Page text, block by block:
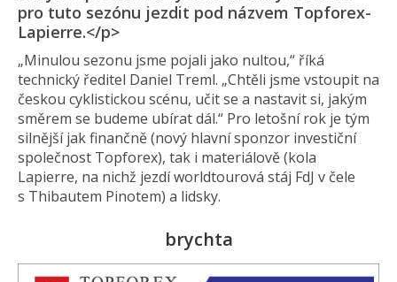
pro tuto sezónu jezdit pod názvem Topforex-
Lapierre.</p>
„Minulou sezonu jsme pojali jako nultou,“ říká
technický ředitel Daniel Treml. „Chtěli jsme vstoupit na
českou cyklistickou scénu, učit se a nastavit si, jakým
směrem se budeme ubírat dál.“ Pro letošní rok je tým
silnější jak finančně (nový hlavní sponzor investiční
společnost Topforex), tak i materiálově (kola
Lapierre, na nichž jezdí worldtourová stáj FdJ v čele
s Thibautem Pinotem) a lidsky.
brychta